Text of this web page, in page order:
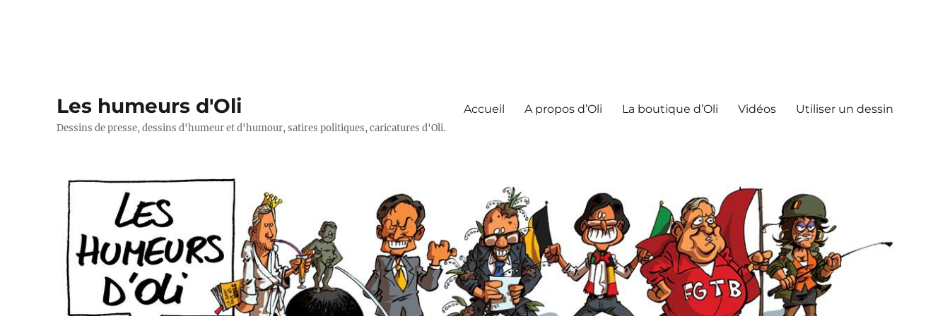
Les humeurs d'Oli
Dessins de presse, dessins d'humeur et d'humour, satires politiques, caricatures d'Oli.
Accueil A propos d’Oli La boutique d’Oli Vidéos Utiliser un dessin